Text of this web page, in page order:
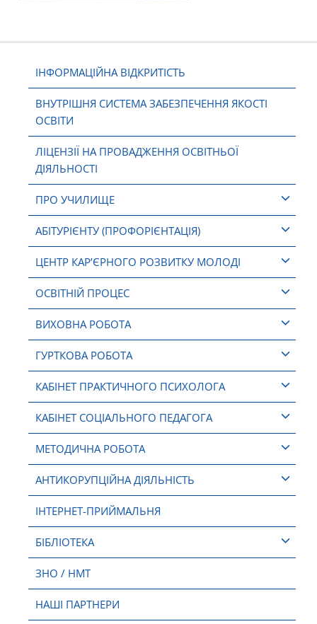
ІНФОРМАЦІЙНА ВІДКРИТІСТЬ
ВНУТРІШНЯ СИСТЕМА ЗАБЕЗПЕЧЕННЯ ЯКОСТІ
ОСВІТИ
ЛІЦЕНЗІЇ НА ПРОВАДЖЕННЯ ОСВІТНЬОЇ
ДІЯЛЬНОСТІ
ПРО УЧИЛИЩЕ
АБІТУРІЄНТУ (ПРОФОРІЄНТАЦІЯ)
ЦЕНТР КАР’ЄРНОГО РОЗВИТКУ МОЛОДІ
ОСВІТНІЙ ПРОЦЕС
ВИХОВНА РОБОТА
ГУРТКОВА РОБОТА
КАБІНЕТ ПРАКТИЧНОГО ПСИХОЛОГА
КАБІНЕТ СОЦІАЛЬНОГО ПЕДАГОГА
МЕТОДИЧНА РОБОТА
АНТИКОРУПЦІЙНА ДІЯЛЬНІСТЬ
ІНТЕРНЕТ-ПРИЙМАЛЬНЯ
БІБЛІОТЕКА
ЗНО / НМТ
НАШІ ПАРТНЕРИ